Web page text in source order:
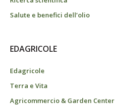
Salute e benefici dell’olio
EDAGRICOLE
Edagricole
Terra e Vita
Agricommercio & Garden Center